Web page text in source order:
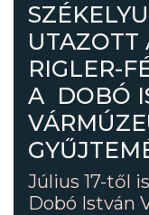
UTAZOTT
RIGLER-
A DOBÓ
Július 17-től
Dobó István